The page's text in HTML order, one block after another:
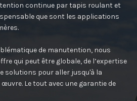
continue par tapis roulant et
que sont les applications
de manutention, nous
qui peut être globale, de l’expertise
solutions pour aller jusqu'à la
Le tout avec une garantie de